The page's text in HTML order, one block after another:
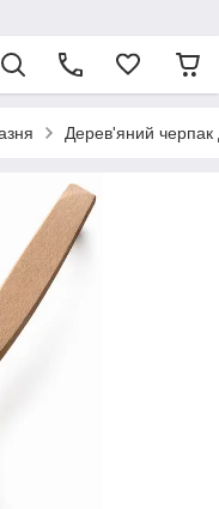
Дерев'яний черпак